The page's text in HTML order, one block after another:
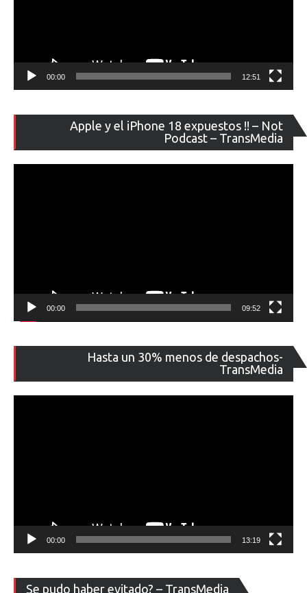
00:00 12:51
Apple y el iPhone 18 expuestos !! – Not
Podcast – TransMedia
de
00:00 09:52
Hasta un 30% menos de despachos-
TransMedia
de
00:00 13:19
Se pudo haber evitado? – TransMedia